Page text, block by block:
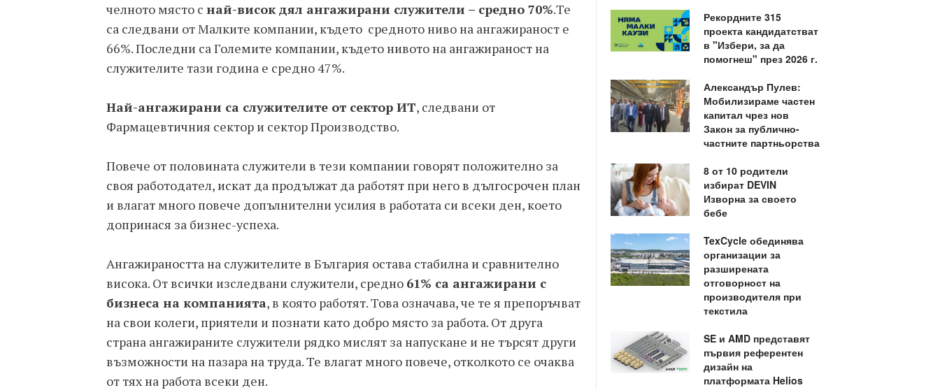
челното място с най-висок дял ангажирани служители – средно 70%.Те
са следвани от Малките компании, където средното ниво на ангажираност е
66%. Последни са Големите компании, където нивото на ангажираност на
служителите тази година е средно 47%.
Най-ангажирани са служителите от сектор ИТ, следвани от
Фармацевтичния сектор и сектор Производство.
Повече от половината служители в тези компании говорят положително за
своя работодател, искат да продължат да работят при него в дългосрочен план
и влагат много повече допълнителни усилия в работата си всеки ден, което
допринася за бизнес-успеха.
Ангажираността на служителите в България остава стабилна и сравнително
висока. От всички изследвани служители, средно 61% са ангажирани с
бизнеса на компанията, в която работят. Това означава, че те я препоръчват
на свои колеги, приятели и познати като добро място за работа. От друга
страна ангажираните служители рядко мислят за напускане и не търсят други
възможности на пазара на труда. Те влагат много повече, отколкото се очаква
от тях на работа всеки ден.
Рекордните 315
проекта кандидатстват
в "Избери, за да
помогнеш" през 2026 г.
Александър Пулев:
Мобилизираме частен
капитал чрез нов
Закон за публично-
частните партньорства
8 от 10 родители
избират DEVIN
Изворна за своето
бебе
TexCycle обединява
организации за
разширената
отговорност на
производителя при
текстила
SE и AMD представят
първия референтен
дизайн на
платформата Helios